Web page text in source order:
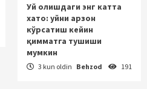
Уй олишдаги энг катта
хато: уйни арзон
кўрсатиш кейин
қимматга тушиши
мумкин
3 kun oldin Behzod 191